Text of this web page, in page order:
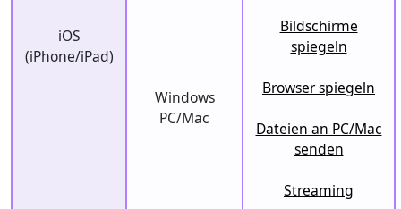
iOS
(iPhone/iPad)
Windows
PC/Mac
Bildschirme
spiegeln
Browser spiegeln
Dateien an PC/Mac
senden
Streaming